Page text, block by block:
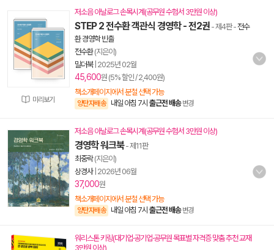
미리보기
저소음 아날로그 손목시계(공무원 수험서 3만원 이상)
STEP 2 전수환 객관식 경영학 - 전2권 - 제4판-전수
환 경영학 빈출
전수환(지은이)
밀더북| 2025년 02월
45,600원 (5% 할인 / 2,400원)
책소개페이지에서 분철 선택 가능
양탄자배송 내일 아침 7시 출근전 배송 변경
저소음 아날로그 손목시계(공무원 수험서 3만원 이상)
경영학 워크북- 제11판
최중락(지은이)
상경사| 2026년 06월
37,000원
책소개페이지에서 분철 선택 가능
양탄자배송 내일 아침 7시 출근전 배송 변경
워리스톤 키링(대기업·공기업·공무원 목표별 자격증 맞춤 추천 교재
3만원 이상)